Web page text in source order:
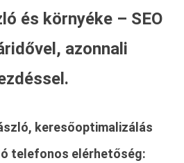
és környéke – SEO
azonnali
keresőoptimalizálás
telefonos elérhetőség: